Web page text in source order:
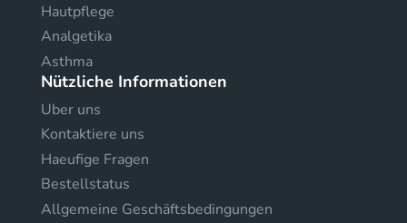
Hautpflege
Analgetika
Asthma
Nützliche Informationen
Uber uns
Kontaktiere uns
Haeufige Fragen
Bestellstatus
Allgemeine Geschäftsbedingungen